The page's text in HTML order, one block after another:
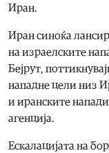
Иран.
Иран синоќа
на израелските
Бејрут,
нападне цели низ
и иранските
агенција.
Ескалацијата на